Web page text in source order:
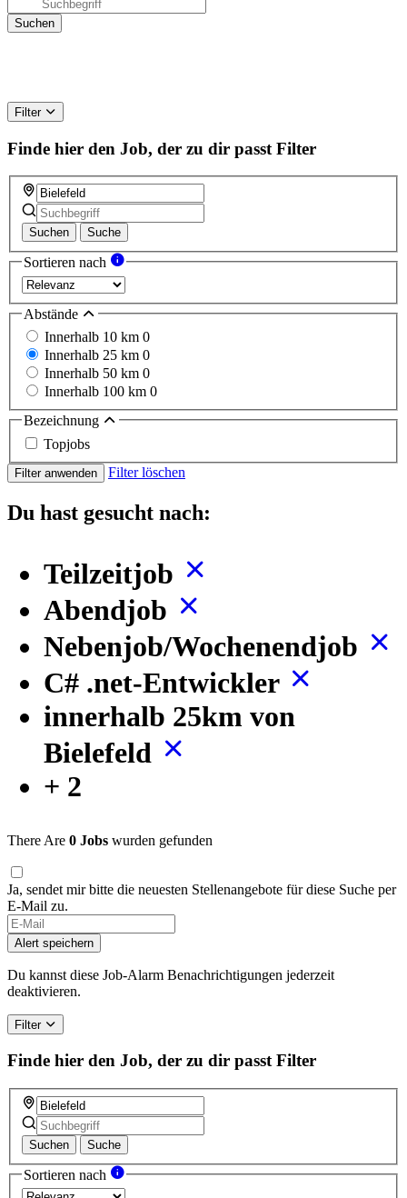
Filter
Finde hier den Job, der zu dir passt Filter
Suchen Suche
Sortieren nach
Abstände
Innerhalb 10 km 0
Innerhalb 25 km 0
Innerhalb 50 km 0
Innerhalb 100 km 0
Bezeichnung
Topjobs
Filter anwenden Filter löschen
Du hast gesucht nach:
Teilzeitjob
Abendjob
Nebenjob/Wochenendjob
C# .net-Entwickler
innerhalb 25km von
Bielefeld
+ 2
There Are 0 Jobs wurden gefunden
Ja, sendet mir bitte die neuesten Stellenangebote für diese Suche per
E-Mail zu.
Alert speichern
Du kannst diese Job-Alarm Benachrichtigungen jederzeit
deaktivieren.
Filter
Finde hier den Job, der zu dir passt Filter
Suchen Suche
Sortieren nach